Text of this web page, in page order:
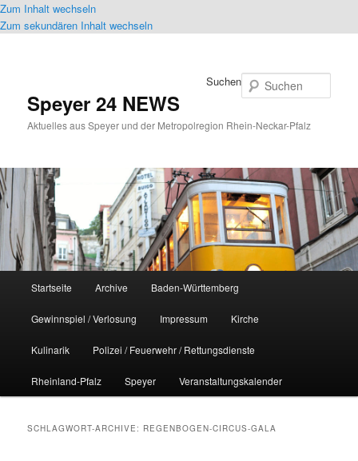
Zum Inhalt wechseln
Zum sekundären Inhalt wechseln
Speyer 24 NEWS
Aktuelles aus Speyer und der Metropolregion Rhein-Neckar-Pfalz
Suchen
Startseite Archive Baden-Württemberg
Gewinnspiel / Verlosung Impressum Kirche
Kulinarik Polizei / Feuerwehr / Rettungsdienste
Rheinland-Pfalz Speyer Veranstaltungskalender
SCHLAGWORT-ARCHIVE: REGENBOGEN-CIRCUS-GALA